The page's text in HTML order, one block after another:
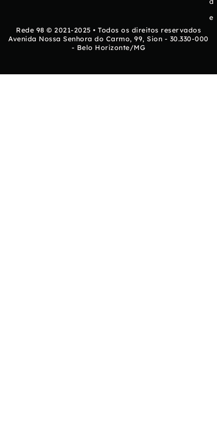
e
Rede 98 © 2021-2025 • Todos os direitos reservados
Avenida Nossa Senhora do Carmo, 99, Sion - 30.330-000
- Belo Horizonte/MG